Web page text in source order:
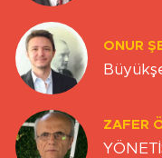
ONUR
ZAFER